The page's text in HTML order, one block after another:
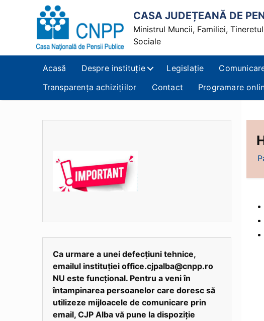
Casa
Județeană
Pensii
CASA JUDEȚEANĂ DE
Ministrul Muncii, Familiei,
Sociale
Acasă Despre instituție Legislație
Transparența achizițiilor
Contact Programare
Ca urmare a unei defecțiuni tehnice,
emailul instituției office.cjpalba@cnpp.ro
NU este funcțional. Pentru a veni în
întampinarea persoanelor care doresc să
utilizeze mijloacele de comunicare prin
email, CJP Alba vă pune la dispoziție